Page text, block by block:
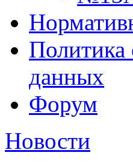
Политика
данных
Форум
Новости